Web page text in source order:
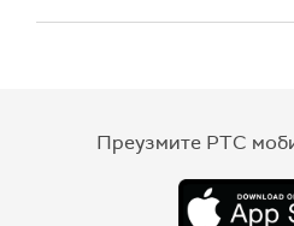
Преузмите РТС